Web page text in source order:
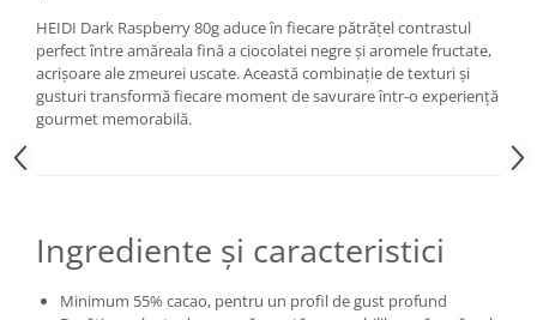
HEIDI Dark Raspberry 80g aduce în fiecare pătrățel contrastul
perfect între amăreala fină a ciocolatei negre și aromele fructate,
acrișoare ale zmeurei uscate. Această combinație de texturi și
gusturi transformă fiecare moment de savurare într-o experiență
gourmet memorabilă.
Ingrediente și caracteristici
Minimum 55% cacao, pentru un profil de gust profund